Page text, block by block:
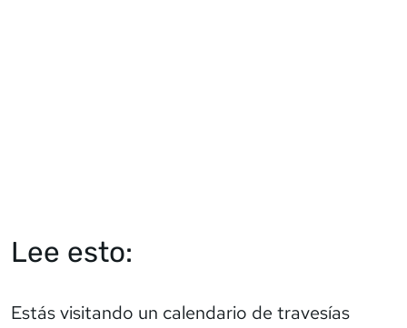
Lee esto:
Estás visitando un calendario de travesías